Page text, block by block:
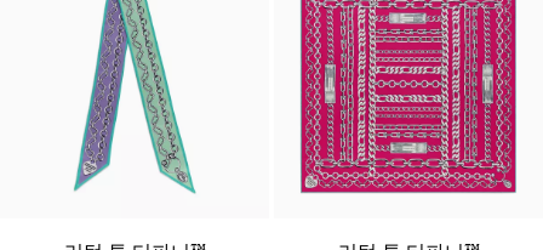
2 색상